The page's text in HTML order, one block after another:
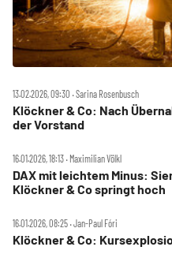
13.02.2026, 09:30 ‧ Sarina Rosenbusch
Klöckner & Co: Nach
der Vorstand
16.01.2026, 18:13 ‧ Maximilian Völkl
DAX mit leichtem Minus:
Klöckner & Co springt hoch
16.01.2026, 08:25 ‧ Jan-Paul Fóri
Klöckner & Co: